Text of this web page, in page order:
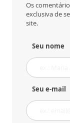
Os
exclusiva de
site.
Seu nome
Seu e-mail